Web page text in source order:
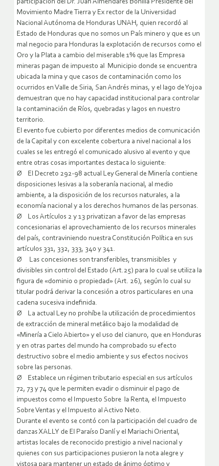
participación del Dr. Juan Almendares Bonilla Presidente del
Movimiento Madre Tierra y Ex rector de la Universidad
Nacional Autónoma de Honduras UNAH, quien recordó al
Estado de Honduras que no somos un País minero y que es un
mal negocio para Honduras la explotación de recursos como el
Oro y la Plata a cambio del miserable 1% que las Empresa
mineras pagan de impuesto al Municipio donde se encuentra
ubicada la mina y que casos de contaminación como los
ocurridos en Valle de Siria, San Andrés minas, y el lago de Yojoa
demuestran que no hay capacidad institucional para controlar
la contaminación de Ríos, quebradas y lagos en nuestro
territorio.
El evento fue cubierto por diferentes medios de comunicación
de la Capital y con excelente cobertura a nivel nacional a los
cuales se les entregó el comunicado alusivo al evento y que
entre otras cosas importantes destaca lo siguiente:
Ø El Decreto 292-98 actual Ley General de Minería contiene
disposiciones lesivas a la soberanía nacional, al medio
ambiente, a la disposición de los recursos naturales, a la
economía nacional y a los derechos humanos de las personas.
Ø Los Artículos 2 y 13 privatizan a favor de las empresas
concesionarias el aprovechamiento de los recursos minerales
del país, contraviniendo nuestra Constitución Política en sus
artículos 331, 332, 333, 340 y 341.
Ø Las concesiones son transferibles, transmisibles y
divisibles sin control del Estado (Art.25) para lo cual se utiliza la
figura de «dominio o propiedad» (Art. 26), según lo cual su
titular podrá derivar la concesión a otros particulares en una
cadena sucesiva indefinida.
Ø La actual Ley no prohíbe la utilización de procedimientos
de extracción de mineral metálico bajo la modalidad de
«Minería a Cielo Abierto» y el uso del cianuro, que en Honduras
y en otras partes del mundo ha comprobado su efecto
destructivo sobre el medio ambiente y sus efectos nocivos
sobre las personas.
Ø Establece un régimen tributario especial en sus artículos
72, 73 y 74 que le permiten evadir o disminuir el pago de
impuestos como el Impuesto Sobre la Renta, el Impuesto
Sobre Ventas y el Impuesto al Activo Neto.
Durante el evento se contó con la participación del cuadro de
danzas XALLY de El Paraíso Danlí y el Mariachi Oriental,
artistas locales de reconocido prestigio a nivel nacional y
quienes con sus participaciones pusieron la nota alegre y
vistosa para mantener un estado de ánimo óptimo y